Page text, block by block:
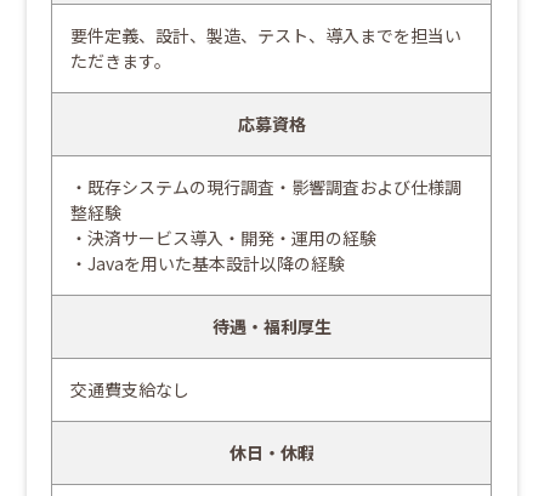
要件定義、設計、製造、テスト、導入までを担当い
ただきます。
応募資格
・既存システムの現行調査・影響調査および仕様調
整経験
・決済サービス導入・開発・運用の経験
・Javaを用いた基本設計以降の経験
待遇・福利厚生
交通費支給なし
休日・休暇